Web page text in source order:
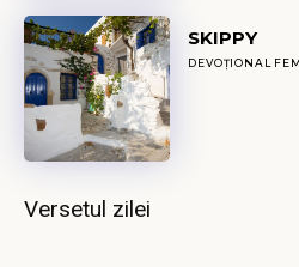
SKIPPY
DEVOȚIONAL
Versetul zilei